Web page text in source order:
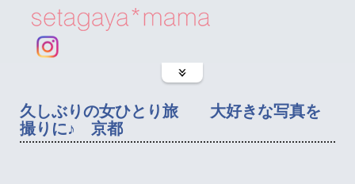
久しぶりの女ひとり旅 大好きな写真を
撮りに♪ 京都